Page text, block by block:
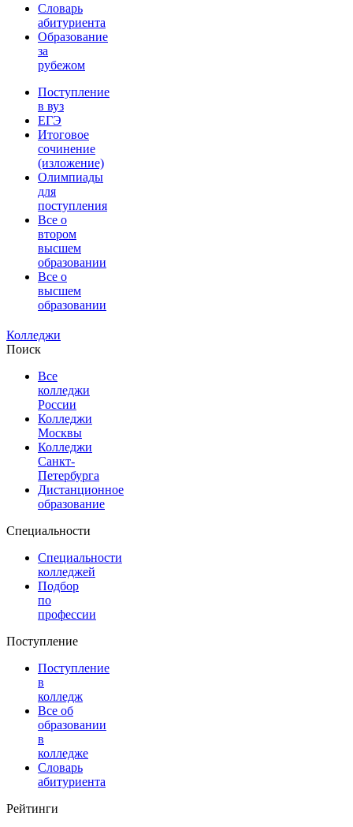
Словарь
абитуриента
Образование
за
рубежом
Поступление
в вуз
ЕГЭ
Итоговое
сочинение
(изложение)
Олимпиады
для
поступления
Все о
втором
высшем
образовании
Все о
высшем
образовании
Колледжи
Поиск
Все
колледжи
России
Колледжи
Москвы
Колледжи
Санкт-
Петербурга
Дистанционное
образование
Специальности
Специальности
колледжей
Подбор
по
профессии
Поступление
Поступление
в
колледж
Все об
образовании
в
колледже
Словарь
абитуриента
Рейтинги